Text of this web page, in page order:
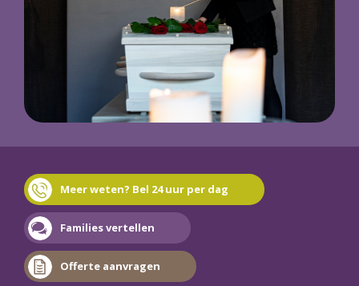
Meer weten? Bel 24 uur per dag
Families vertellen
Offerte aanvragen